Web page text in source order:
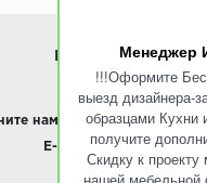
Менеджер
!!!Оформите
выезд дизайнера-
образцами Кухни
получите
Скидку к проекту
ИНФОРМАЦИЯ
www.ROINST.ru
нам: 8 495 797-10-50 /
E-mail: info@roinst.ru